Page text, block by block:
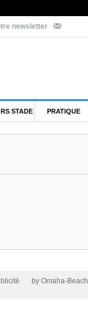
newsletter
STADE PRATIQUE
by Omaha-Beach